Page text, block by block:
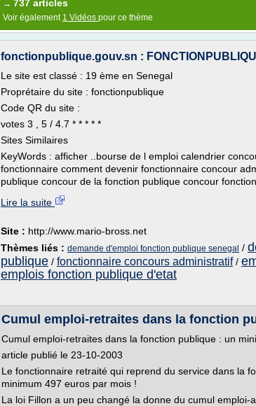
→ 737 articles
Voir également 1 Vidéos pour ce thème
fonctionpublique.gouv.sn :
Le site est classé : 19 ème en Senegal
Proprétaire du site : fonctionpublique
Code QR du site :
votes 3 , 5 / 4.7 * * * * *
Sites Similaires
KeyWords : afficher ..bourse de l emploi calendrier
fonctionnaire comment devenir fonctionnaire concour
publique concour de la fonction publique concour fonction
Lire la suite
Site : http://www.mario-bross.net
Thèmes liés : demande d'emploi fonction publique senegal /
publique / fonctionnaire concours administratif/
emplois fonction publique d'etat
Cumul emploi-retraites dans la fonction
Cumul emploi-retraites dans la fonction publique : un
article publié le 23-10-2003
Le fonctionnaire retraité qui reprend du service dans la
minimum 497 euros par mois !
La loi Fillon a un peu changé la donne du cumul emploi-